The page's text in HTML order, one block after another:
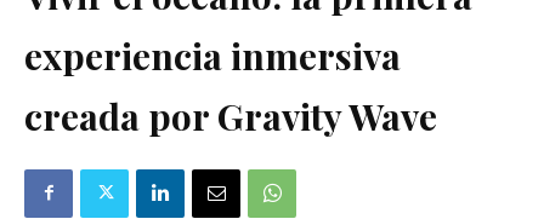
experiencia inmersiva
creada por Gravity Wave